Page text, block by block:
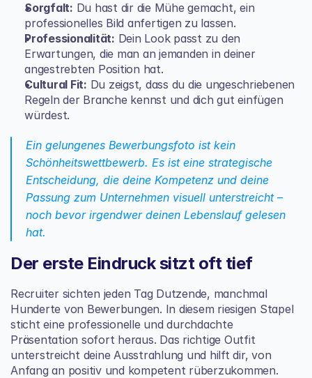
Sorgfalt: Du hast dir die Mühe gemacht, ein
professionelles Bild anfertigen zu lassen.
Professionalität: Dein Look passt zu den
Erwartungen, die man an jemanden in deiner
angestrebten Position hat.
Cultural Fit: Du zeigst, dass du die ungeschriebenen
Regeln der Branche kennst und dich gut einfügen
würdest.
Ein gelungenes Bewerbungsfoto ist kein
Schönheitswettbewerb. Es ist eine strategische
Entscheidung, die deine Kompetenz und deine
Passung zum Unternehmen visuell unterstreicht –
noch bevor irgendwer deinen Lebenslauf gelesen
hat.
Der erste Eindruck sitzt oft tief
Recruiter sichten jeden Tag Dutzende, manchmal
Hunderte von Bewerbungen. In diesem riesigen Stapel
sticht eine professionelle und durchdachte
Präsentation sofort heraus. Das richtige Outfit
unterstreicht deine Ausstrahlung und hilft dir, von
Anfang an positiv und kompetent rüberzukommen.